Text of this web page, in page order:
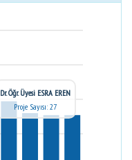
Dr. Öğr. Üyesi ESRA EREN
Proje Sayısı: 27